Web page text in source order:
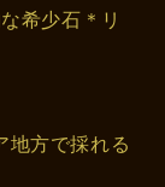
希少石＊リ
地方で採れる